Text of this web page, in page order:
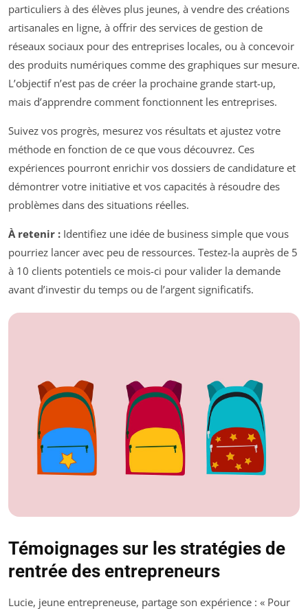
particuliers à des élèves plus jeunes, à vendre des créations
artisanales en ligne, à offrir des services de gestion de
réseaux sociaux pour des entreprises locales, ou à concevoir
des produits numériques comme des graphiques sur mesure.
L’objectif n’est pas de créer la prochaine grande start-up,
mais d’apprendre comment fonctionnent les entreprises.
Suivez vos progrès, mesurez vos résultats et ajustez votre
méthode en fonction de ce que vous découvrez. Ces
expériences pourront enrichir vos dossiers de candidature et
démontrer votre initiative et vos capacités à résoudre des
problèmes dans des situations réelles.
À retenir : Identifiez une idée de business simple que vous
pourriez lancer avec peu de ressources. Testez-la auprès de 5
à 10 clients potentiels ce mois-ci pour valider la demande
avant d’investir du temps ou de l’argent significatifs.
Témoignages sur les stratégies de
rentrée des entrepreneurs
Lucie, jeune entrepreneuse, partage son expérience : « Pour